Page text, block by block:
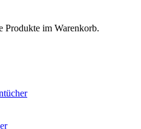
Produkte im Warenkorb.